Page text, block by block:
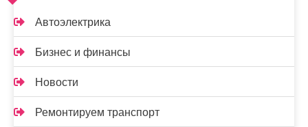
Автоэлектрика
Бизнес и финансы
Новости
Ремонтируем транспорт